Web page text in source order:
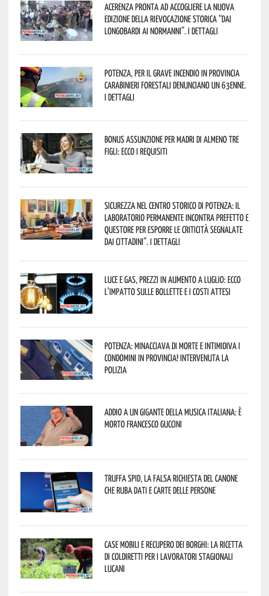
Acerenza pronta ad accogliere la nuova
edizione della rievocazione storica “Dai
Longobardi ai Normanni”. I dettagli
Potenza, per il grave incendio in Provincia
Carabinieri forestali denunciano un 63enne.
I dettagli
Bonus assunzione per madri di almeno tre
figli: ecco i requisiti
Sicurezza nel Centro Storico di Potenza: il
Laboratorio Permanente incontra Prefetto e
Questore per esporre le criticità segnalate
dai cittadini”. I dettagli
Luce e gas, prezzi in aumento a luglio: ecco
l’impatto sulle bollette e i costi attesi
Potenza: minacciava di morte e intimidiva i
condomini in provincia! Intervenuta la
Polizia
Addio a un gigante della musica italiana: è
morto Francesco Guccini
Truffa Spid, la falsa richiesta del canone
che ruba dati e carte delle persone
Case mobili e recupero dei borghi: la ricetta
di Coldiretti per i lavoratori stagionali
lucani